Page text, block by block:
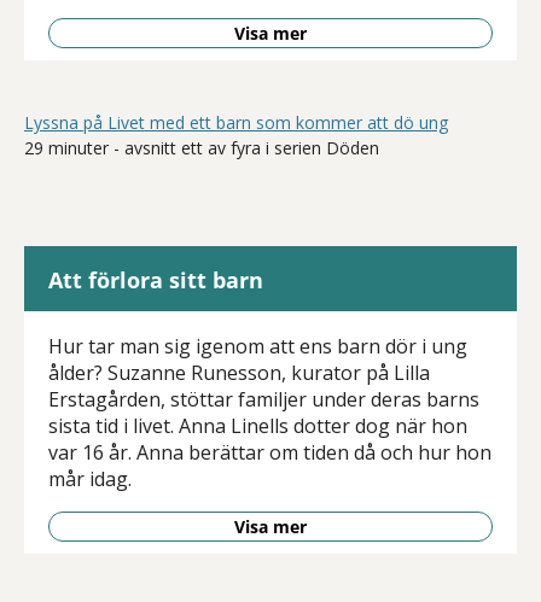
Visa mer
Lyssna på Livet med ett barn som kommer att dö ung
29 minuter - avsnitt ett av fyra i serien Döden
Att förlora sitt barn
Hur tar man sig igenom att ens barn dör i ung
ålder? Suzanne Runesson, kurator på Lilla
Erstagården, stöttar familjer under deras barns
sista tid i livet. Anna Linells dotter dog när hon
var 16 år. Anna berättar om tiden då och hur hon
mår idag.
Visa mer